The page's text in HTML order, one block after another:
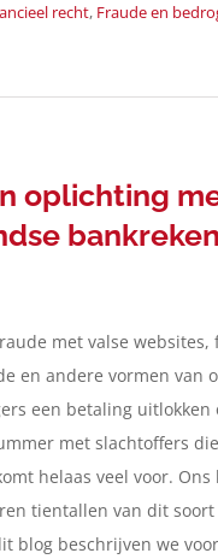
recht, Fraude en
oplichting
met valse
en andere vormen van
een betaling uitlokken
met slachtoffers
helaas veel voor.
tientallen van dit soort
blog beschrijven we